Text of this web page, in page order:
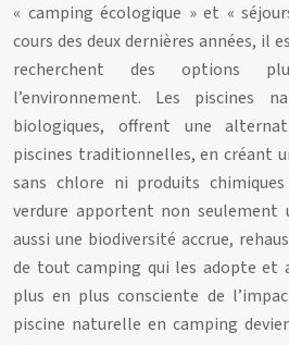
« camping écologique » et «
cours des deux dernières années, il
recherchent des options
l’environnement. Les piscines
biologiques, offrent une
piscines traditionnelles, en créant
sans chlore ni produits
verdure apportent non seulement
aussi une biodiversité accrue,
de tout camping qui les adopte et
plus en plus consciente de
piscine naturelle en camping